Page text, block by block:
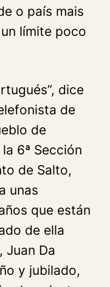
o país mais
límite poco
dice
de
de
6ª Sección
de Salto,
unas
que están
de ella
Juan Da
y jubilado,